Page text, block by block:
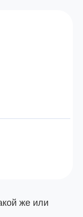
же или